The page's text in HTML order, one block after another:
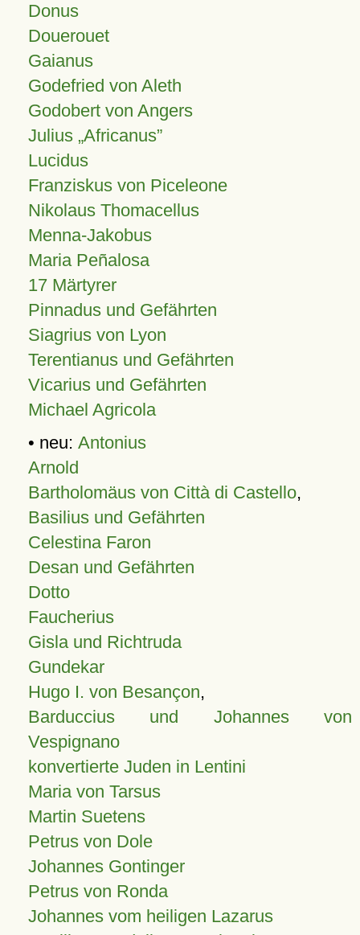
Donus
Douerouet
Gaianus
Godefried von Aleth
Godobert von Angers
Julius Africanus
Lucidus
Franziskus von Piceleone
Nikolaus Thomacellus
Menna-Jakobus
Maria Peñalosa
17 Märtyrer
Pinnadus und Gefährten
Siagrius von Lyon
Terentianus und Gefährten
Vicarius und Gefährten
Michael Agricola
• neu: Antonius
Arnold
Bartholomäus von Città di Castello,
Basilius und Gefährten
Celestina Faron
Desan und Gefährten
Dotto
Faucherius
Gisla und Richtruda
Gundekar
Hugo I. von Besançon,
Barduccius und Johannes von
Vespignano
konvertierte Juden in Lentini
Maria von Tarsus
Martin Suetens
Petrus von Dole
Johannes Gontinger
Petrus von Ronda
Johannes vom heiligen Lazarus